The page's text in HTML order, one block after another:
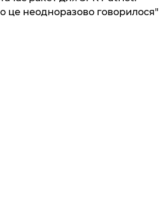
це неодноразово говорилося"